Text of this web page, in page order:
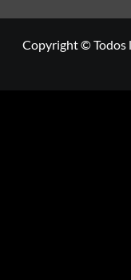
Copyright © Todos